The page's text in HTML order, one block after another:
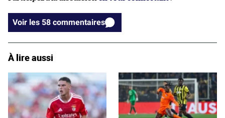
Voir les 58 commentaires
À lire aussi